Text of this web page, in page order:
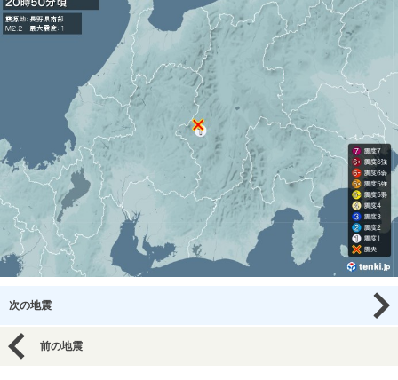
次の地震
前の地震